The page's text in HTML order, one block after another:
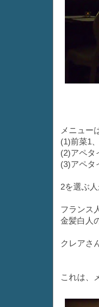
メニュー
(1)前菜1
(2)アペタ
(3)アペタ
2を選ぶ
フランス
金髪白人
クレアさ
これは、